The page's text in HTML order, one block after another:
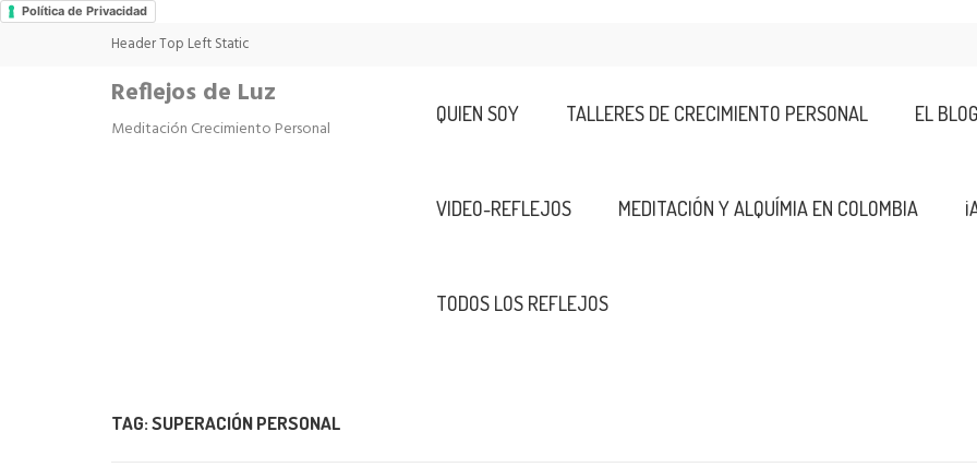
Política de Privacidad
Header Top Left Static
Reflejos de Luz
Meditación Crecimiento Personal
QUIEN SOY TALLERES DE CRECIMIENTO PERSONAL EL
VIDEO-REFLEJOS MEDITACIÓN Y ALQUÍMIA EN COLOMBIA
TODOS LOS REFLEJOS
TAG:SUPERACIÓN PERSONAL